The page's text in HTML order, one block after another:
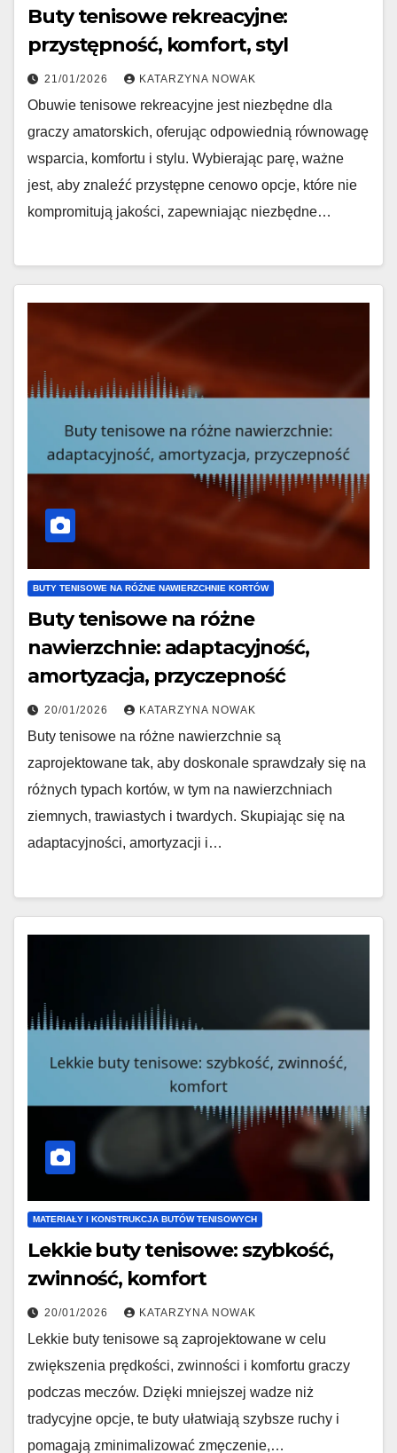
Buty tenisowe rekreacyjne:
przystępność, komfort, styl
21/01/2026 KATARZYNA NOWAK
Obuwie tenisowe rekreacyjne jest niezbędne dla
graczy amatorskich, oferując odpowiednią równowagę
wsparcia, komfortu i stylu. Wybierając parę, ważne
jest, aby znaleźć przystępne cenowo opcje, które nie
kompromitują jakości, zapewniając niezbędne…
BUTY TENISOWE NA RÓŻNE NAWIERZCHNIE KORTÓW
Buty tenisowe na różne
nawierzchnie: adaptacyjność,
amortyzacja, przyczepność
20/01/2026 KATARZYNA NOWAK
Buty tenisowe na różne nawierzchnie są
zaprojektowane tak, aby doskonale sprawdzały się na
różnych typach kortów, w tym na nawierzchniach
ziemnych, trawiastych i twardych. Skupiając się na
adaptacyjności, amortyzacji i…
MATERIAŁY I KONSTRUKCJA BUTÓW TENISOWYCH
Lekkie buty tenisowe: szybkość,
zwinność, komfort
20/01/2026 KATARZYNA NOWAK
Lekkie buty tenisowe są zaprojektowane w celu
zwiększenia prędkości, zwinności i komfortu graczy
podczas meczów. Dzięki mniejszej wadze niż
tradycyjne opcje, te buty ułatwiają szybsze ruchy i
pomagają zminimalizować zmęczenie,…